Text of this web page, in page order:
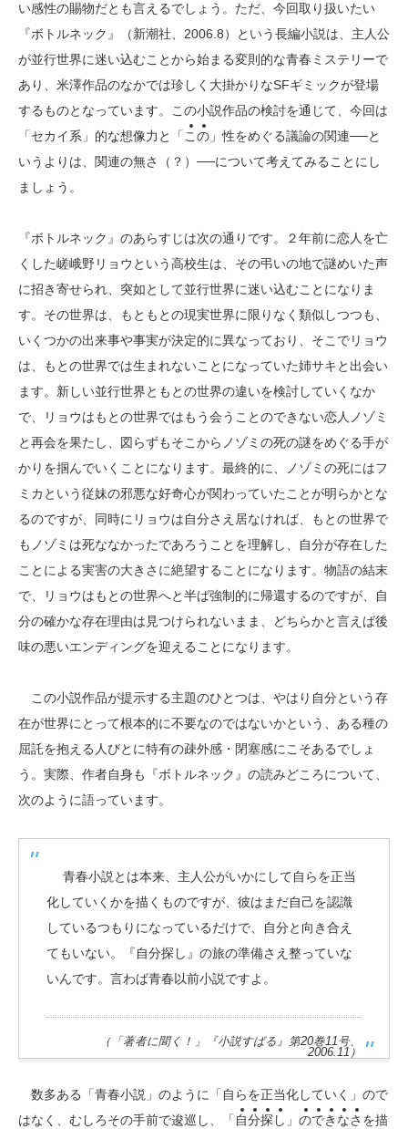
い感性の賜物だとも言えるでしょう。ただ、今回取り扱いたい
『ボトルネック』（新潮社、2006.8）という長編小説は、主人公
が並行世界に迷い込むことから始まる変則的な青春ミステリーで
あり、米澤作品のなかでは珍しく大掛かりなSFギミックが登場
するものとなっています。この小説作品の検討を通じて、今回は
「セカイ系」的な想像力と「 こ の 」性をめぐる議論の関連──と
いうよりは、関連の無さ（？）──について考えてみることにし
ましょう。
『ボトルネック』のあらすじは次の通りです。２年前に恋人を亡
くした嵯峨野リョウという高校生は、その弔いの地で謎めいた声
に招き寄せられ、突如として並行世界に迷い込むことになりま
す。その世界は、もともとの現実世界に限りなく類似しつつも、
いくつかの出来事や事実が決定的に異なっており、そこでリョウ
は、もとの世界では生まれないことになっていた姉サキと出会い
ます。新しい並行世界ともとの世界の違いを検討していくなか
で、リョウはもとの世界ではもう会うことのできない恋人ノゾミ
と再会を果たし、図らずもそこからノゾミの死の謎をめぐる手が
かりを掴んでいくことになります。最終的に、ノゾミの死にはフ
ミカという従妹の邪悪な好奇心が関わっていたことが明らかとな
るのですが、同時にリョウは自分さえ居なければ、もとの世界で
もノゾミは死ななかったであろうことを理解し、自分が存在した
ことによる実害の大きさに絶望することになります。物語の結末
で、リョウはもとの世界へと半ば強制的に帰還するのですが、自
分の確かな存在理由は見つけられないまま、どちらかと言えば後
味の悪いエンディングを迎えることになります。
この小説作品が提示する主題のひとつは、やはり自分という存
在が世界にとって根本的に不要なのではないかという、ある種の
屈託を抱える人びとに特有の疎外感・閉塞感にこそあるでしょ
う。実際、作者自身も『ボトルネック』の読みどころについて、
次のように語っています。
青春小説とは本来、主人公がいかにして自らを正当
化していくかを描くものですが、彼はまだ自己を認識
しているつもりになっているだけで、自分と向き合え
てもいない。『自分探し』の旅の準備さえ整っていな
いんです。言わば青春以前小説ですよ。
（「著者に聞く！」『小説すばる』第20巻11号、
2006.11）
数多ある「青春小説」のように「自らを正当化していく」ので
はなく、むしろその手前で逡巡し、「 自分探 し 」 のでき なさ を描